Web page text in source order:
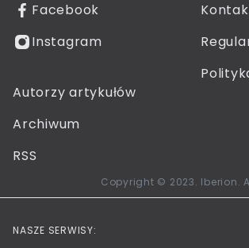
Facebook
Instagram
Autorzy artykułów
Archiwum
RSS
Copyright © 2023. Iberion.
NASZE SERWISY: